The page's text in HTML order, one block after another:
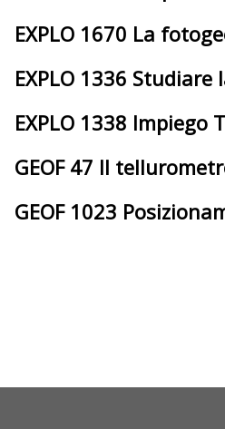
EXPLO 1670 La
EXPLO 1336
EXPLO 1338
GEOF 47 Il
GEOF 1023